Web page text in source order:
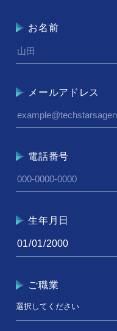
お名前
メールアドレス
電話番号
生年月日
ご職業